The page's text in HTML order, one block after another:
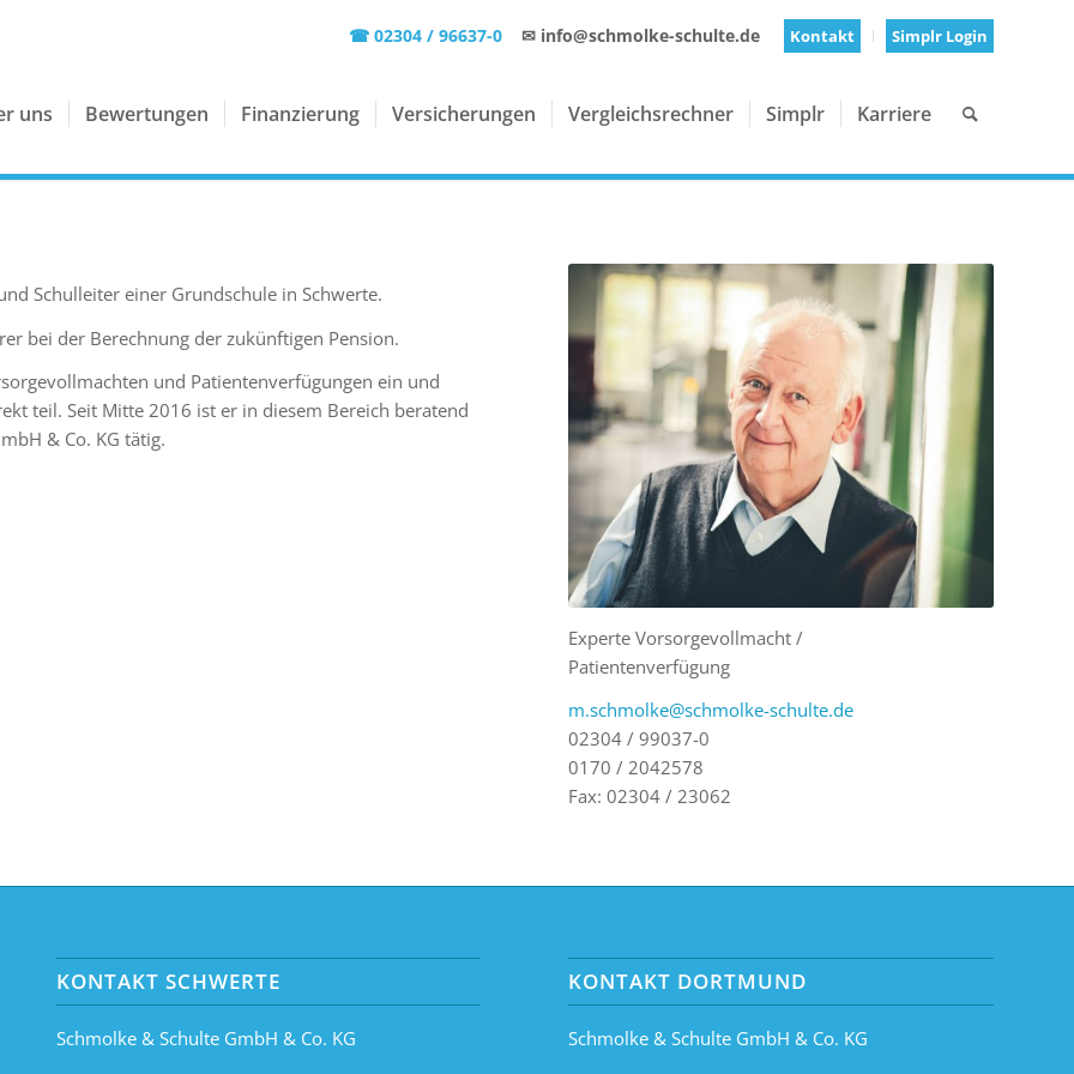
Kontakt Simplr Login
☎ 02304 / 96637-0 ✉ info@schmolke-schulte.de
uns Bewertungen Finanzierung Versicherungen Vergleichsrechner Simplr Karriere
Schulleiter einer Grundschule in Schwerte.
bei der Berechnung der zukünftigen Pension.
und Patientenverfügungen ein und
teil. Seit Mitte 2016 ist er in diesem Bereich beratend
& Co. KG tätig.
Experte Vorsorgevollmacht /
Patientenverfügung
m.schmolke@schmolke-schulte.de
02304 / 99037-0
0170 / 2042578
Fax: 02304 / 23062
KONTAKT SCHWERTE
Schmolke & Schulte GmbH & Co. KG
KONTAKT DORTMUND
Schmolke & Schulte GmbH & Co. KG